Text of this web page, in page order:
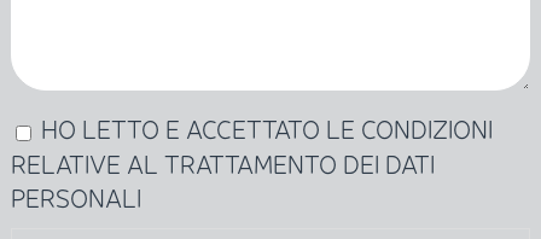
Con
l'introduzione
e
HO LETTO E ACCETTATO LE CONDIZIONI
RELATIVE AL TRATTAMENTO DEI DATI
PERSONALI